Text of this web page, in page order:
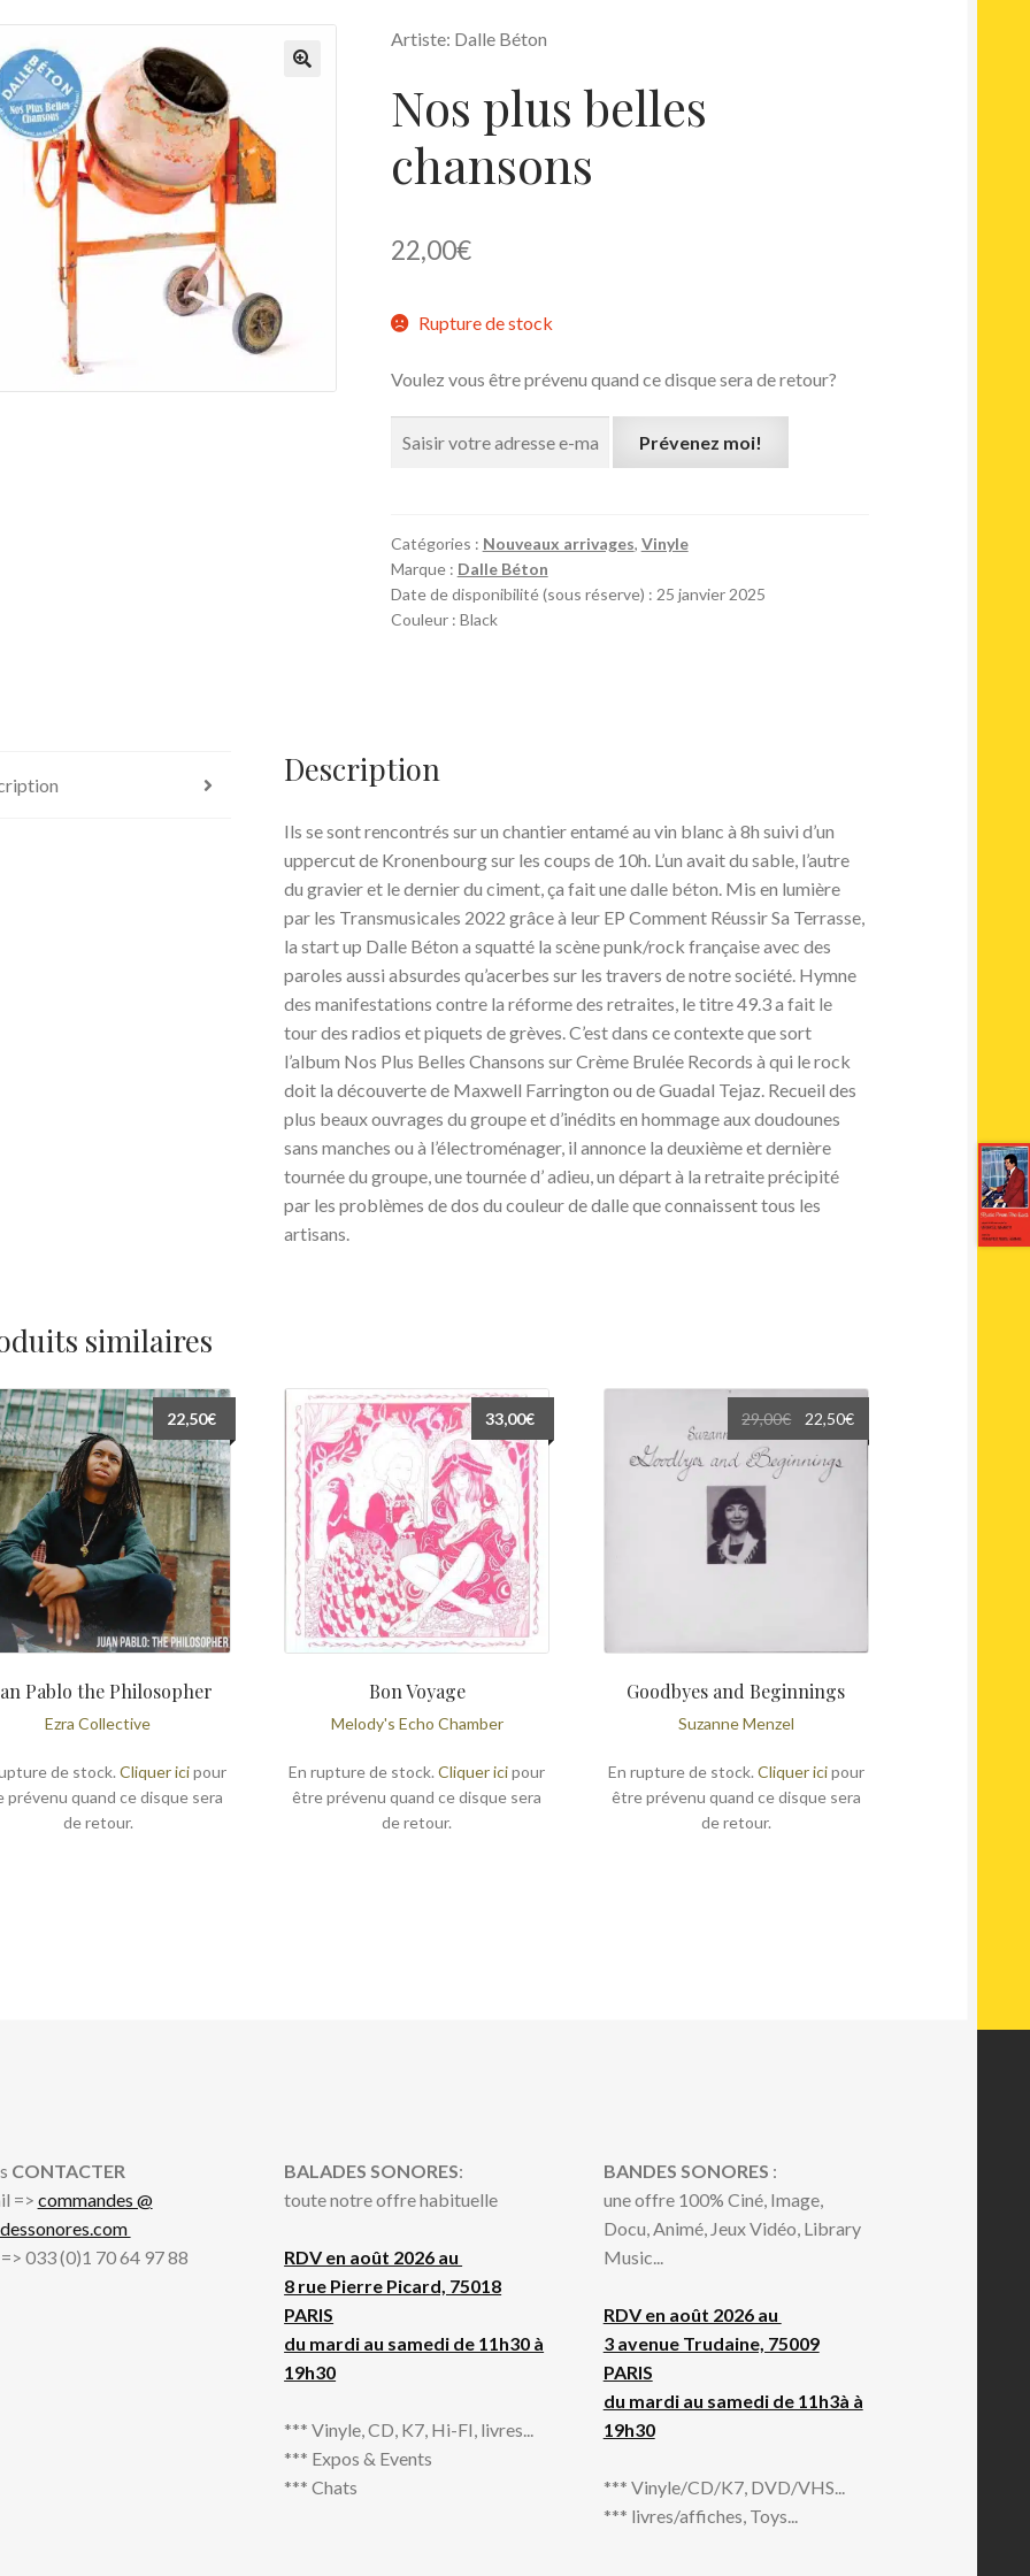
Artiste: Dalle Béton
Nos plus belles
chansons
22,00€
Rupture de stock
Voulez vous être prévenu quand ce disque sera de retour?
Prévenez moi!
Catégories : Nouveaux arrivages, Vinyle
Marque : Dalle Béton
Date de disponibilité (sous réserve) : 25 janvier 2025
Couleur : Black
Description
Ils se sont rencontrés sur un chantier entamé au vin blanc à 8h suivi d’un
uppercut de Kronenbourg sur les coups de 10h. L’un avait du sable, l’autre
du gravier et le dernier du ciment, ça fait une dalle béton. Mis en lumière
par les Transmusicales 2022 grâce à leur EP Comment Réussir Sa Terrasse,
la start up Dalle Béton a squatté la scène punk/rock française avec des
paroles aussi absurdes qu’acerbes sur les travers de notre société. Hymne
des manifestations contre la réforme des retraites, le titre 49.3 a fait le
tour des radios et piquets de grèves. C’est dans ce contexte que sort
l’album Nos Plus Belles Chansons sur Crème Brulée Records à qui le rock
doit la découverte de Maxwell Farrington ou de Guadal Tejaz. Recueil des
plus beaux ouvrages du groupe et d’inédits en hommage aux doudounes
sans manches ou à l’électroménager, il annonce la deuxième et dernière
tournée du groupe, une tournée d’ adieu, un départ à la retraite précipité
par les problèmes de dos du couleur de dalle que connaissent tous les
artisans.
similaires
Pablo the Philosopher
Ezra Collective
22,50€
de stock. Cliquer icipour
prévenu quand ce disque sera
de retour.
Bon Voyage
Melody's Echo Chamber
33,00€
En rupture de stock.Cliquer icipour
être prévenu quand ce disque sera
de retour.
Goodbyes and Beginnings
Suzanne Menzel
29,00€
Le
prix
initial
22,50€Le
prix
En rupture de stock. Cliquer icipour
être prévenu quand ce disque sera
de retour.
CONTACTER
=> commandes @
033 (0)1 70 64 97 88
BALADES SONORES:
toute notre offre habituelle
RDV en août 2026 au
8 rue Pierre Picard, 75018
PARIS
du mardi au samedi de 11h30 à
19h30
*** Vinyle, CD, K7, Hi-FI, livres...
*** Expos & Events
*** Chats
BANDES SONORES :
une offre 100% Ciné, Image,
Docu, Animé, Jeux Vidéo, Library
Music...
RDV en août 2026 au
3 avenue Trudaine, 75009
PARIS
du mardi au samedi de 11h3à à
19h30
*** Vinyle/CD/K7, DVD/VHS...
*** livres/affiches, Toys...